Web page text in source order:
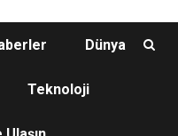
Dünya
Teknoloji